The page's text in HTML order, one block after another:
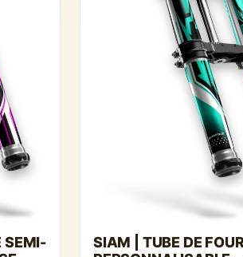
SEMI-
SIAM | TUBE DE